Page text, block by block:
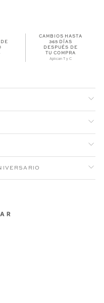
DE
CAMBIOS HASTA
365 DÍAS
DESPUÉS DE
TU COMPRA
Aplican T y C